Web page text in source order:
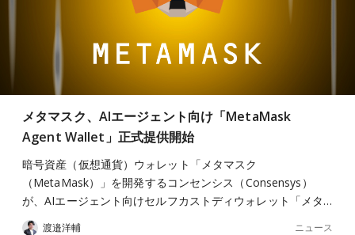
メタマスク、AIエージェント向け「MetaMask
Agent Wallet」正式提供開始
暗号資産（仮想通貨）ウォレット「メタマスク
（MetaMask）」を開発するコンセンシス（Consensys）
が、AIエージェント向けセルフカストディウォレット「メタ…
渡邉洋輔 ニュース